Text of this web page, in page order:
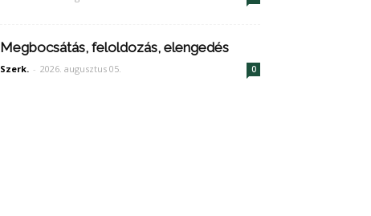
Megbocsátás, feloldozás, elengedés
Szerk. - 2026. augusztus 05. 0